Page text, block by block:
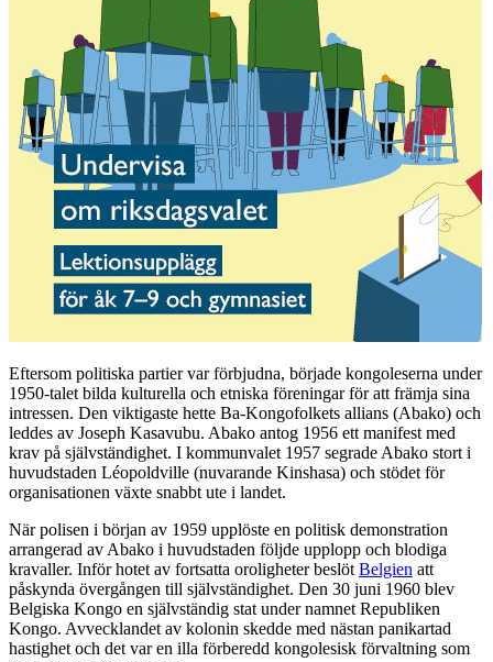
Eftersom politiska partier var förbjudna, började kongoleserna under
1950-talet bilda kulturella och etniska föreningar för att främja sina
intressen. Den viktigaste hette Ba-Kongofolkets allians (Abako) och
leddes av Joseph Kasavubu. Abako antog 1956 ett manifest med
krav på självständighet. I kommunvalet 1957 segrade Abako stort i
huvudstaden Léopoldville (nuvarande Kinshasa) och stödet för
organisationen växte snabbt ute i landet.
När polisen i början av 1959 upplöste en politisk demonstration
arrangerad av Abako i huvudstaden följde upplopp och blodiga
kravaller. Inför hotet av fortsatta oroligheter beslöt Belgien att
påskynda övergången till självständighet. Den 30 juni 1960 blev
Belgiska Kongo en självständig stat under namnet Republiken
Kongo. Avvecklandet av kolonin skedde med nästan panikartad
hastighet och det var en illa förberedd kongolesisk förvaltning som